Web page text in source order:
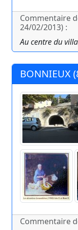
Commentaire
24/02/2013) :
Au centre du
BONNIEUX
Commentaire